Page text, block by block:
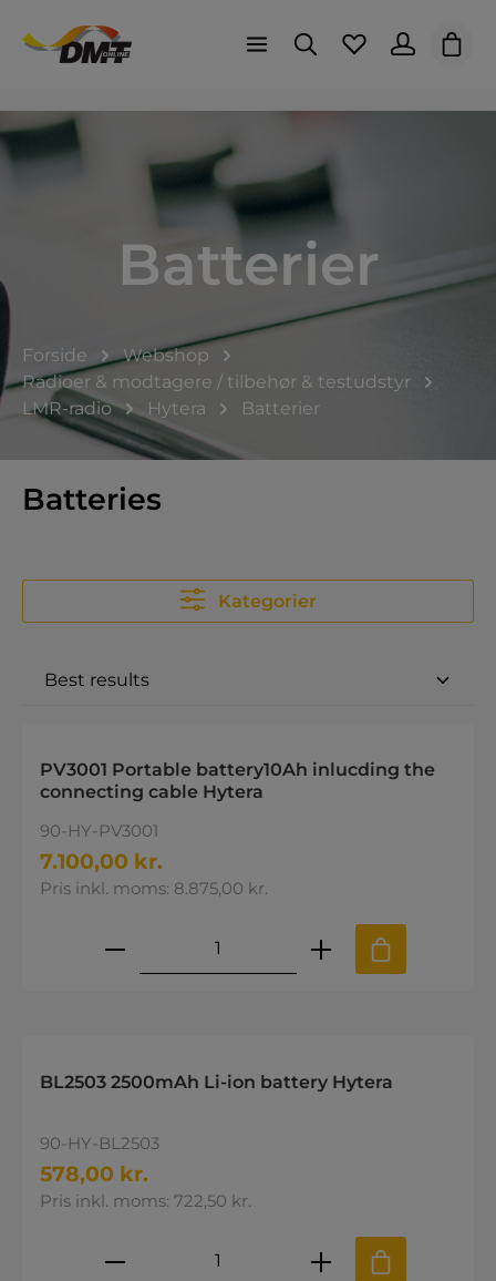
Batterier
Forside
Webshop
Radioer & modtagere / tilbehør & testudstyr
LMR-radio
Hytera Batterier
Batteries
Kategorier
PV3001 Portable battery10Ah inlucding the
connecting cable Hytera
90-HY-PV3001
7.100,00 kr.
Pris inkl. moms: 8.875,00 kr.
Produktmængde: Indtast den
BL2503 2500mAh Li-ion battery Hytera
90-HY-BL2503
578,00 kr.
Pris inkl. moms: 722,50 kr.
Produktmængde: Indtast den